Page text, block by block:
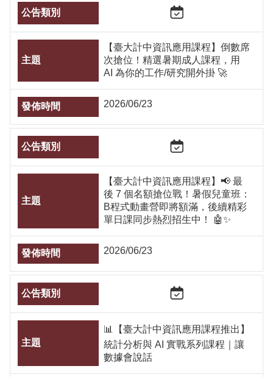
【臺大計中資訊應用課程】倒數席
次搶位！精選暑期成人課程，用
AI 為你的工作/研究開外掛 🚀
2026/06/23
【臺大計中資訊應用課程】📢 最
後 7 個名額搶位戰！暑假兒童班：
B程式動畫營即將額滿，後續精彩
單日課同步熱烈招生中！ 🤖✨
2026/06/23
📊【臺大計中資訊應用課程推出】
統計分析與 AI 實戰系列課程｜讓
數據會說話